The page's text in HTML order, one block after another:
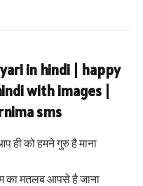
in hindi | happy
with images |
sms
ही को हमने गुरु है माना
मतलब आपसे है जाना